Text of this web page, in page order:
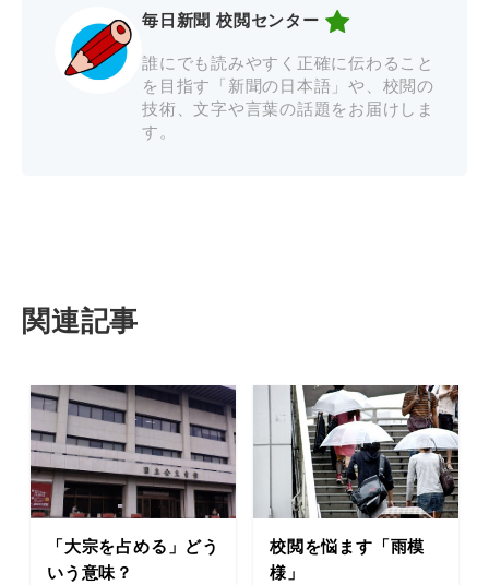
毎日新聞 校閲センター
誰にでも読みやすく正確に伝わること
を目指す「新聞の日本語」や、校閲の
技術、文字や言葉の話題をお届けしま
す。
関連記事
「大宗を占める」どう
いう意味？
校閲を悩ます「雨模
様」